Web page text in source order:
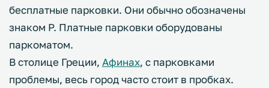
бесплатные парковки. Они обычно обозначены
знаком P. Платные парковки оборудованы
паркоматом.
В столице Греции, Афинах, с парковками
проблемы, весь город часто стоит в пробках.